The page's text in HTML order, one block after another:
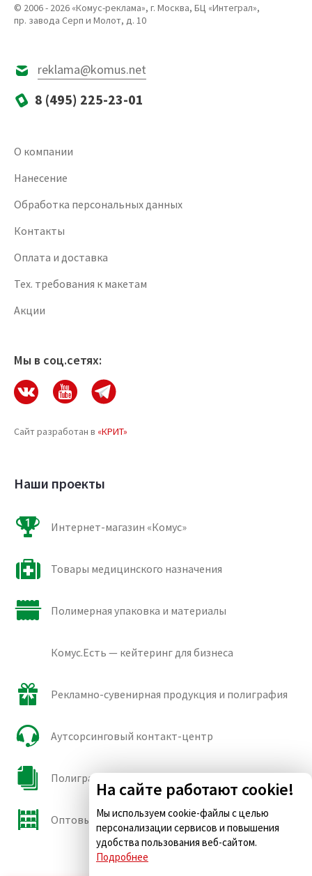
© 2006 - 2026 «Комус-реклама», г. Москва, БЦ «Интеграл»,
пр. завода Серп и Молот, д. 10
reklama@komus.net
8 (495) 225-23-01
О компании
Нанесение
Обработка персональных данных
Контакты
Оплата и доставка
Тех. требования к макетам
Акции
Мы в соц.сетях:
Сайт разработан в «КРИТ»
Наши проекты
Интернет-магазин «Комус»
Товары медицинского назначения
Полимерная упаковка и материалы
Комус.Есть — кейтеринг для бизнеса
Рекламно-сувенирная продукция и полиграфия
Аутсорсинговый контакт-центр
Полиграфические сорта бумаги и картона
Оптовые продажи
На сайте работают cookie!
Мы используем cookie-файлы с целью
персонализации сервисов и повышения
удобства пользования веб-сайтом.
Подробнее